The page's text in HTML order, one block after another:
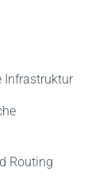
Infrastruktur
Routing